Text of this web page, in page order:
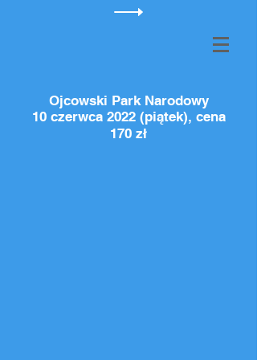
Ojcowski Park Narodowy
10 czerwca 2022 (piątek), cena
170 zł